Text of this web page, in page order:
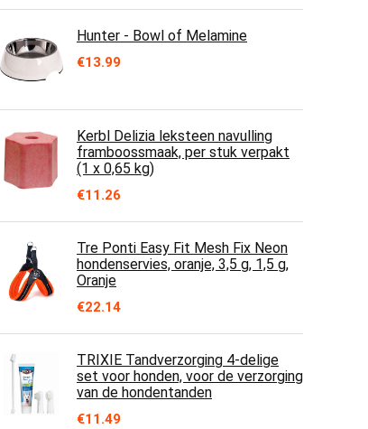
tot
€26.51
Hunter - Bowl of Melamine
€13.99
Kerbl Delizia leksteen navulling
framboossmaak, per stuk verpakt
(1 x 0,65 kg)
€11.26
Tre Ponti Easy Fit Mesh Fix Neon
hondenservies, oranje, 3,5 g, 1,5 g,
Oranje
€22.14
TRIXIE Tandverzorging 4-delige
set voor honden, voor de verzorging
van de hondentanden
€11.49